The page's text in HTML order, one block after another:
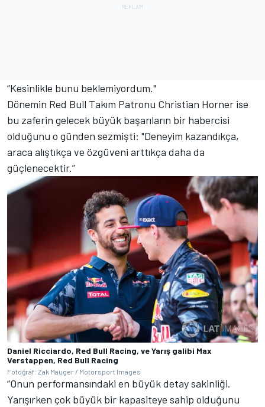
“Kesinlikle bunu beklemiyordum."
Dönemin Red Bull Takım Patronu Christian Horner ise
bu zaferin gelecek büyük başarıların bir habercisi
olduğunu o günden sezmişti: "Deneyim kazandıkça,
araca alıştıkça ve özgüveni arttıkça daha da
güçlenecektir.”
Daniel Ricciardo, Red Bull Racing, ve Yarış galibi Max
Verstappen, Red Bull Racing
Fotoğraf: Zak Mauger / Motorsport Images
“Onun performansındaki en büyük detay sakinliği.
Yarışırken çok büyük bir kapasiteye sahip olduğunu